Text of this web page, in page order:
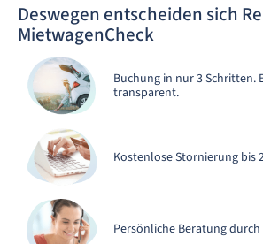
Deswegen entscheiden sich
MietwagenCheck
Buchung in nur 3 Schritten.
transparent.
Kostenlose Stornierung bis
Persönliche Beratung